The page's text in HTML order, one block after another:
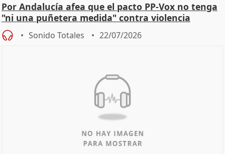
Por Andalucía afea que el pacto PP-Vox no tenga
"ni una puñetera medida" contra violencia
machista
Sonido Totales 22/07/2026